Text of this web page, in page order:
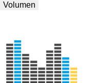
Volumen